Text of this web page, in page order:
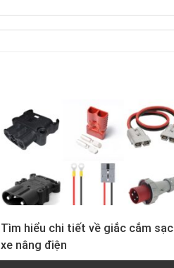
Tìm hiểu chi tiết về giắc cắm sạc
xe nâng điện